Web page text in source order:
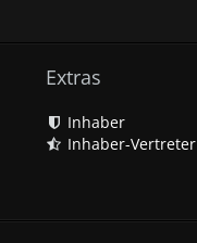
Extras
Inhaber
Inhaber-Vertreter